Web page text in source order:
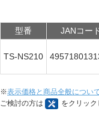
型番 JANコー
TS-NS210
※表示価格と商品全般につい
ご検討の方は
をクリック